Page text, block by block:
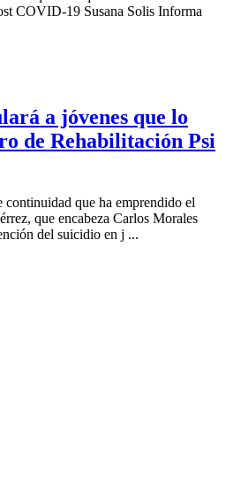
a jóvenes que lo
de Rehabilitación Psi
continuidad que ha emprendido el
que encabeza Carlos Morales
del suicidio en j ...